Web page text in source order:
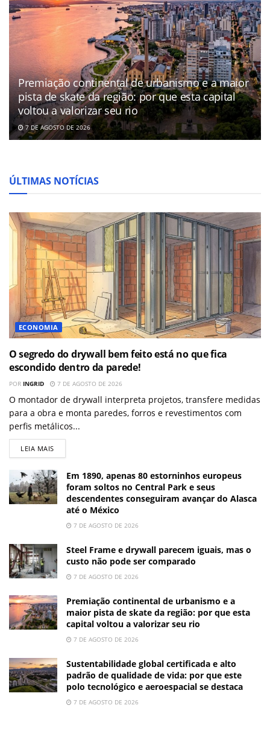
Premiação continental de urbanismo e a maior
pista de skate da região: por que esta capital
voltou a valorizar seu rio
7 DE AGOSTO DE 2026
ÚLTIMAS NOTÍCIAS
ECONOMIA
O segredo do drywall bem feito está no que fica
escondido dentro da parede!
POR INGRID 7 DE AGOSTO DE 2026
O montador de drywall interpreta projetos, transfere medidas
para a obra e monta paredes, forros e revestimentos com
perfis metálicos...
LEIA MAIS
Em 1890, apenas 80 estorninhos europeus
foram soltos no Central Park e seus
descendentes conseguiram avançar do Alasca
até o México
7 DE AGOSTO DE 2026
Steel Frame e drywall parecem iguais, mas o
custo não pode ser comparado
7 DE AGOSTO DE 2026
Premiação continental de urbanismo e a
maior pista de skate da região: por que esta
capital voltou a valorizar seu rio
7 DE AGOSTO DE 2026
Sustentabilidade global certificada e alto
padrão de qualidade de vida: por que este
polo tecnológico e aeroespacial se destaca
7 DE AGOSTO DE 2026